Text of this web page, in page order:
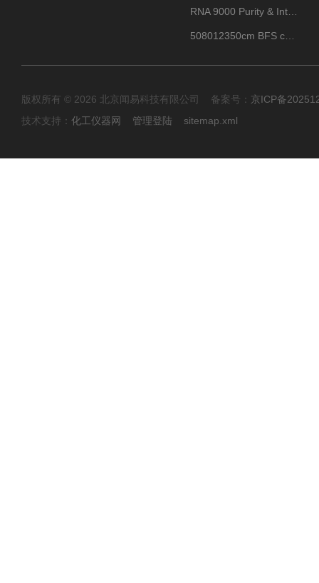
版权所有 © 2026 北京闻易科技有限公司 备案号： 京ICP备
技术支持： 化工仪器网 管理登陆 sitemap.xml